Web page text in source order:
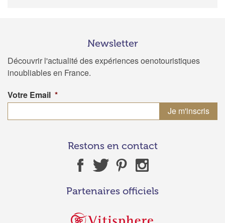
Newsletter
Découvrir l'actualité des expériences oenotouristiques
inoubliables en France.
Votre Email *
Restons en contact
Partenaires officiels